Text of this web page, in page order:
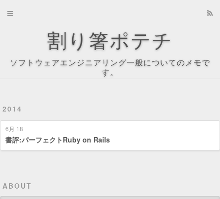
割り箸ポテチ
ソフトウェアエンジニアリング一般についてのメモで
す。
2014
6月 18
書評:パーフェクトRuby on Rails
ABOUT
Home
About
Tag Cloud
Tags